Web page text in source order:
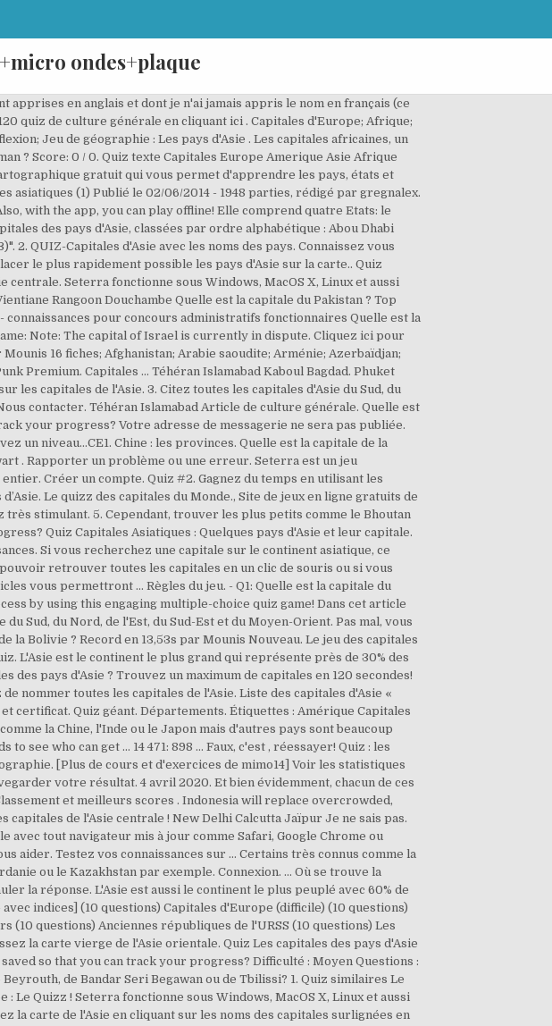
ondes+plaque
Vous pensez connaitre les capitales Américaines? Certains très connus comme la Chine, l'Inde ou le Japon mais d'autres pays sont beaucoup moins connus : la Géorgie, la Jordanie ou le Kazakhstan par exemple. Challenge your friends to see who can get … 14 471: 898 … Faux, c'est , réessayer! Quiz : les capitales d’Asie. Placer le plus rapidement possible les pays d'Asie sur la carte. Quiz de géographie. [Plus de cours et d'exercices de mimo14] Voir les statistiques de réussite de ce test de culture générale 'Asie' Merci de vous connecter au club pour sauvegarder votre résultat. 4 avril 2020. Et bien évidemment, chacun de ces pays a sa propre capitale. QUIZ-Capitales d'Asie avec les noms des pays. Quiz proposés. Classement et meilleurs scores . Indonesia will replace overcrowded, polluted, and sinking Jakarta. Quiz Les capitales d'Asie centrale : Quiz pour tous les fans des capitales de l'Asie centrale ! New Delhi Calcutta Jaïpur Je ne sais pas. 49 personnes ont essayé. Géographie. La version en ligne, au format HTML5, est compatible avec tout navigateur mis à jour comme Safari, Google Chrome ou encore Internet Explorer 9. Iran : les provinces. Vous disposez des noms des pays pour vous aider. Testez vos connaissances sur … Certains très connus comme la Chine, l'Inde ou le Japon mais d'autres pays sont beaucoup moins connus : la Géorgie, la Jordanie ou le Kazakhstan par exemple. Connexion. … Où se trouve la Mongolie ? Voir d'autres QCM sur la géographie. 2 avril 2020 Laisser un commentaire Annuler la réponse. L'Asie est aussi le continent le plus peuplé avec 60% de la population terrestre totale. Quelle est la capitale de l’Iran ? Examen et certificat. [quiz 1 - avec indices] (10 questions) Capitales d'Europe (difficile) (10 questions) Le Brésil - Quiz #1 (8 questions) Drapeaux du Monde (10 questions) Les Grands explorateurs (10 questions) Anciennes républiques de l'URSS (10 questions) Les capitales d'Asie (facile) (10 questions) Vous pensez connaitre les capitales en Asie? Remplissez la carte vierge de l'Asie orientale. Quiz Les capitales des pays d'Asie (part 2/2) : Incollable sur les capitales asiatiques ? Créer. Would you like your scores to be saved so that you can track your progress? Difficulté : Moyen Questions : 25 aléatoires Temps : 2 … Testez vos connaissances ! As tu déjà entendu parler d'Almaty, de Beyrouth, de Bandar Seri Begawan ou de Tbilissi? 1. Quiz similaires Le Japon 23279 nitrof Géographie - tourisme 209 0 3 2.3333 16 janvier 2015 Capitale d'Europe : Le Quizz ! Seterra fonctionne sous Windows, MacOS X, Linux et aussi sur les appareils mobiles, iPhone, iPad ou encore sous Android. … Capitales Asie. Remplissez la carte de l'Asie en cliquant sur les noms des capitales surlignées en bleu. Vous avez une idée ? [Plus de cours et d'exercices de mimo14] Voir les statistiques de réussite de ce test de culture générale 'Asie' Merci de vous connecter au club pour sauvegarder votre résultat. Trouver le pays grâce à la capitale. Ouivoryee. Capitales Amérique. - Q1: Quelle est la capitale du Kazakhstan ? Conflict over Jerusalem prevents peace for Israel and Palestine. (0 restante) CORRECT! - Q1: Quelle est la capitale du Koweït ? It's just 1 USD per month. Faites vous une place sur le podium! You can access the Seterra online quiz site using your computer, phone, or tablet running the latest version of most web browsers, including Safari, Firefox, Chrome, and Internet Explorer. Pas … ELI010. Géographie > Villes > Capitales d'asie Quiz Capitales d'Asie Découvrez si vous êtes incollable en géographie avec ce QCM de 10 questions sur les capitales d'Asie. Culture … Quiz de nos utilisateurs. Quelle est la capitale du Canada ? Accueil; France; Europe; Amerique du Sud; Amerique du Nord; Asie; Afrique; Quiz: Pays d'Asie. En une minute, tapez les deux premières lettres de chaque pays asiatique. Où se trouve Oman ? Testez vos connaissances ! 29 certificats délivrés. Asie : les pays - Quiz de géographie: En terme de territoire, l'Asie et la plus grande région du monde. The Seterra app offers two game modes, plus high score lists to keep track of your progress. Memorizing all 48 capitals in the world’s largest continent can take a while. Réussirez-vous à faire un sans faute ? Quiz #1. 2. Quelle est la capitale de l'Arabie Saoudite ? 1 570